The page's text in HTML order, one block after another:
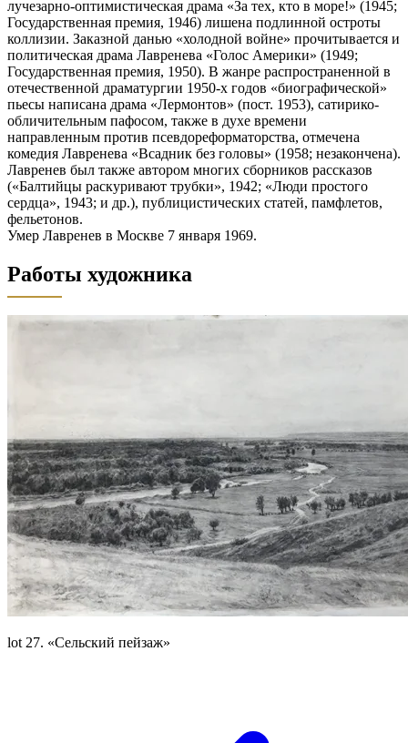
лучезарно-оптимистическая драма «За тех, кто в море!» (1945;
Государственная премия, 1946) лишена подлинной остроты
коллизии. Заказной данью «холодной войне» прочитывается и
политическая драма Лавренева «Голос Америки» (1949;
Государственная премия, 1950). В жанре распространенной в
отечественной драматургии 1950-х годов «биографической»
пьесы написана драма «Лермонтов» (пост. 1953), сатирико-
обличительным пафосом, также в духе времени
направленным против псевдореформаторства, отмечена
комедия Лавренева «Всадник без головы» (1958; незакончена).
Лавренев был также автором многих сборников рассказов
(«Балтийцы раскуривают трубки», 1942; «Люди простого
сердца», 1943; и др.), публицистических статей, памфлетов,
фельетонов.
Умер Лавренев в Москве 7 января 1969.
Работы художника
lot 27. «Сельский пейзаж»